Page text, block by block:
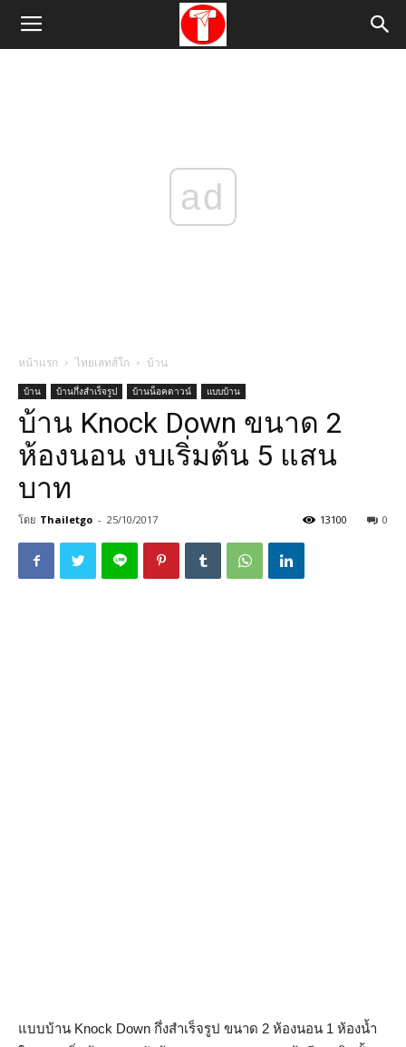
ad
หน้าแรก ไทยเลทส์โก บ้าน
บ้าน บ้านกึ่งสำเร็จรูป บ้านน็อคดาวน์ แบบบ้าน
บ้าน Knock Down ขนาด 2
ห้องนอน งบเริ่มต้น 5 แสน
บาท
โดย Thailetgo - 25/10/2017 0
13100
แบบบ้าน Knock Down กึ่งสำเร็จรูป ขนาด 2 ห้องนอน 1 ห้องน้ำ